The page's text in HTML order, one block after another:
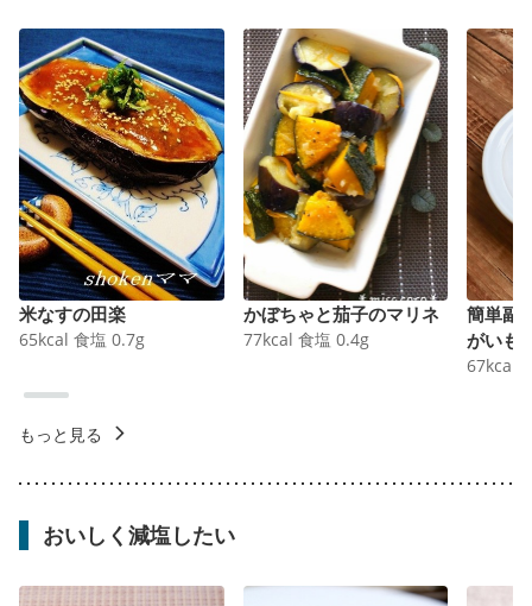
米なすの田楽
65kcal 食塩 0.7g
かぼちゃと茄子のマリネ
77kcal 食塩 0.4g
簡単副
がいも
67kcal
もっと見る
おいしく減塩したい